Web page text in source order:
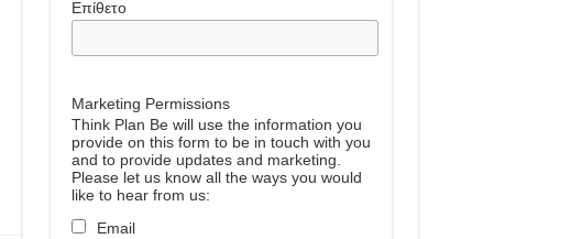
Επίθετο
Marketing Permissions
Think Plan Be will use the information you
provide on this form to be in touch with you
and to provide updates and marketing.
Please let us know all the ways you would
like to hear from us:
Email